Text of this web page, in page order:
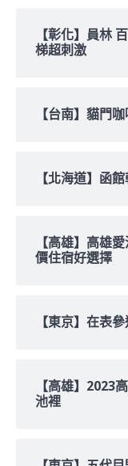
【彰化】員林
梯超刺激
【台南】貓門
【北海道】函
【高雄】高雄
價住宿好選擇
【東京】在表
【高雄】2023
池裡